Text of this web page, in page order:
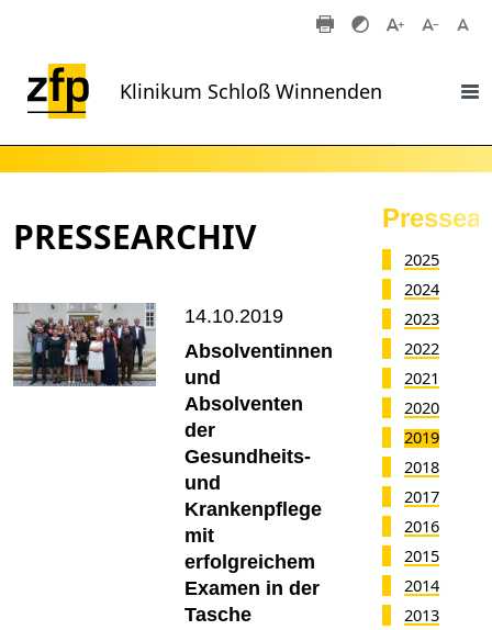
Klinikum Schloß Winnenden
PRESSEARCHIV
14.10.2019
Absolventinnen
und
Absolventen
der
Gesundheits-
und
Krankenpflege
mit
erfolgreichem
Examen in der
Tasche
2025
2024
2023
2022
2021
2020
2019
2018
2017
2016
2015
2014
2013